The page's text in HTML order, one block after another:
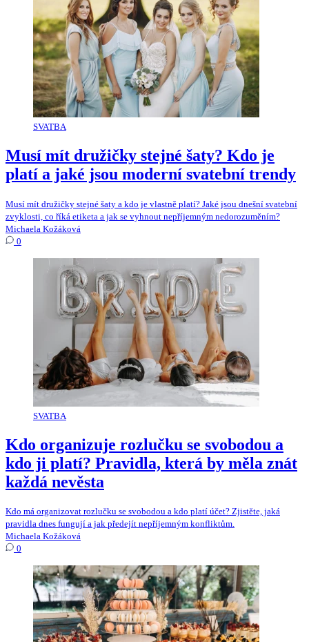
SVATBA
Musí mít družičky stejné šaty? Kdo je
platí a jaké jsou moderní svatební trendy
Musí mít družičky stejné šaty a kdo je vlastně platí? Jaké jsou dnešní svatební
zvyklosti, co říká etiketa a jak se vyhnout nepříjemným nedorozuměním?
Michaela Kožáková
0
SVATBA
Kdo organizuje rozlučku se svobodou a
kdo ji platí? Pravidla, která by měla znát
každá nevěsta
Kdo má organizovat rozlučku se svobodou a kdo platí účet? Zjistěte, jaká
pravidla dnes fungují a jak předejít nepříjemným konfliktům.
Michaela Kožáková
0